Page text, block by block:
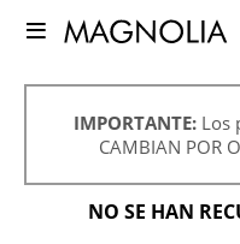

IMPORTANTE: Los
CAMBIAN POR
NO SE HAN